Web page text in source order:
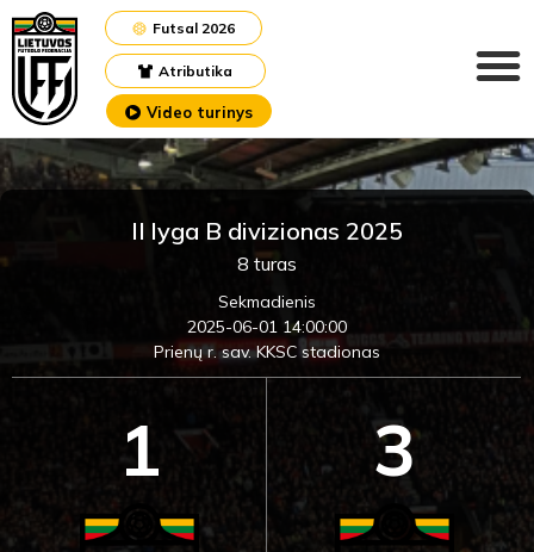
Atributika
Futsal 2026
Video turinys
II lyga B divizionas 2025
8 turas
Sekmadienis
2025-06-01 14:00:00
Prienų r. sav. KKSC stadionas
1 3